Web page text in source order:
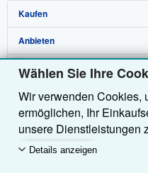
Wählen Sie Ihre
Wir verwenden Cookies,
ermöglichen, Ihr
unsere Dienstleistungen
verwenden wir Cookies,
Details anzeigen
Kaufen
Detailsuche
Sammlungen
Nutzerkonto
Meine Bestellungen
Warenkorb
Anbieten
Verkäufer werden
Partnerprogramm
Empfehlen Sie einen Verkäufer
Über uns
Über uns / Impressum
Presse
Karriere
Hilfe
Hilfebereich
Kundenservice
Weitere AbeBooks
AbeBooks.com
AbeBooks folgen